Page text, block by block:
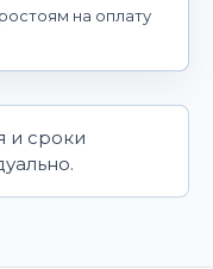
на оплату
и сроки